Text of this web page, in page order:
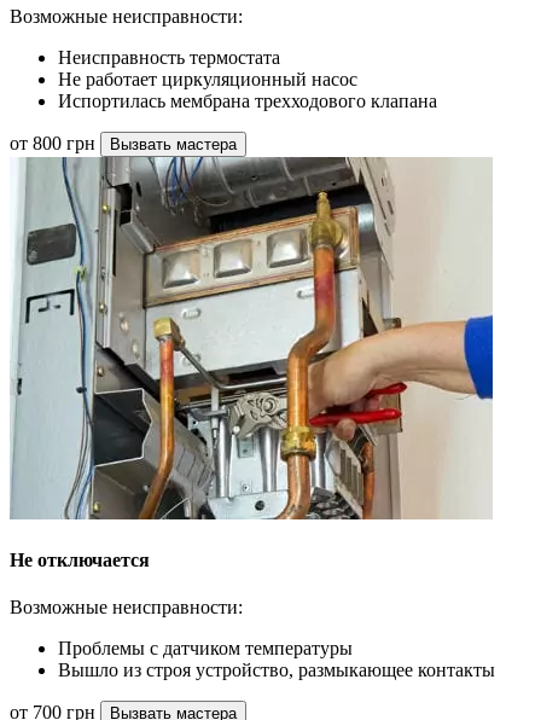
Возможные неисправности:
Неисправность термостата
Не работает циркуляционный насос
Испортилась мембрана трехходового клапана
от 800 грн Вызвать мастера
Не отключается
Возможные неисправности:
Проблемы с датчиком температуры
Вышло из строя устройство, размыкающее контакты
от 700 грн Вызвать мастера